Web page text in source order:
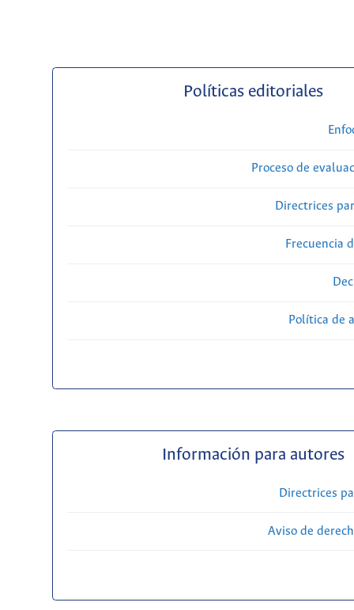
Políticas editoriales
Proceso de
Directrices
Frecuencia
Política de
Información para autores
Directrices
Aviso de